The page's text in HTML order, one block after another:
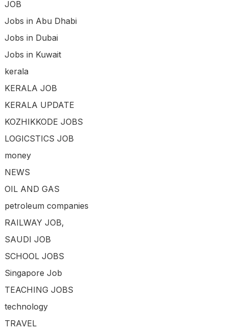
JOB
Jobs in Abu Dhabi
Jobs in Dubai
Jobs in Kuwait
kerala
KERALA JOB
KERALA UPDATE
KOZHIKKODE JOBS
LOGICSTICS JOB
money
NEWS
OIL AND GAS
petroleum companies
RAILWAY JOB,
SAUDI JOB
SCHOOL JOBS
Singapore Job
TEACHING JOBS
technology
TRAVEL